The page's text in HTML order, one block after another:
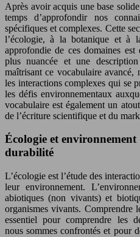
Après avoir acquis une base
temps d’approfondir nos
spécifiques et complexes. Cette
l’écologie, à la botanique et à
approfondie de ces domaines est
plus nuancée et une
maîtrisant ce vocabulaire
les interactions complexes qui se
les défis environnementaux
vocabulaire est également un
de l’écriture scientifique et du
Écologie et
durabilité
L’écologie est l’étude des
leur environnement.
abiotiques (non vivants) et
organismes vivants. Comprendre
essentiel pour comprendre les
nous sommes confrontés et pour